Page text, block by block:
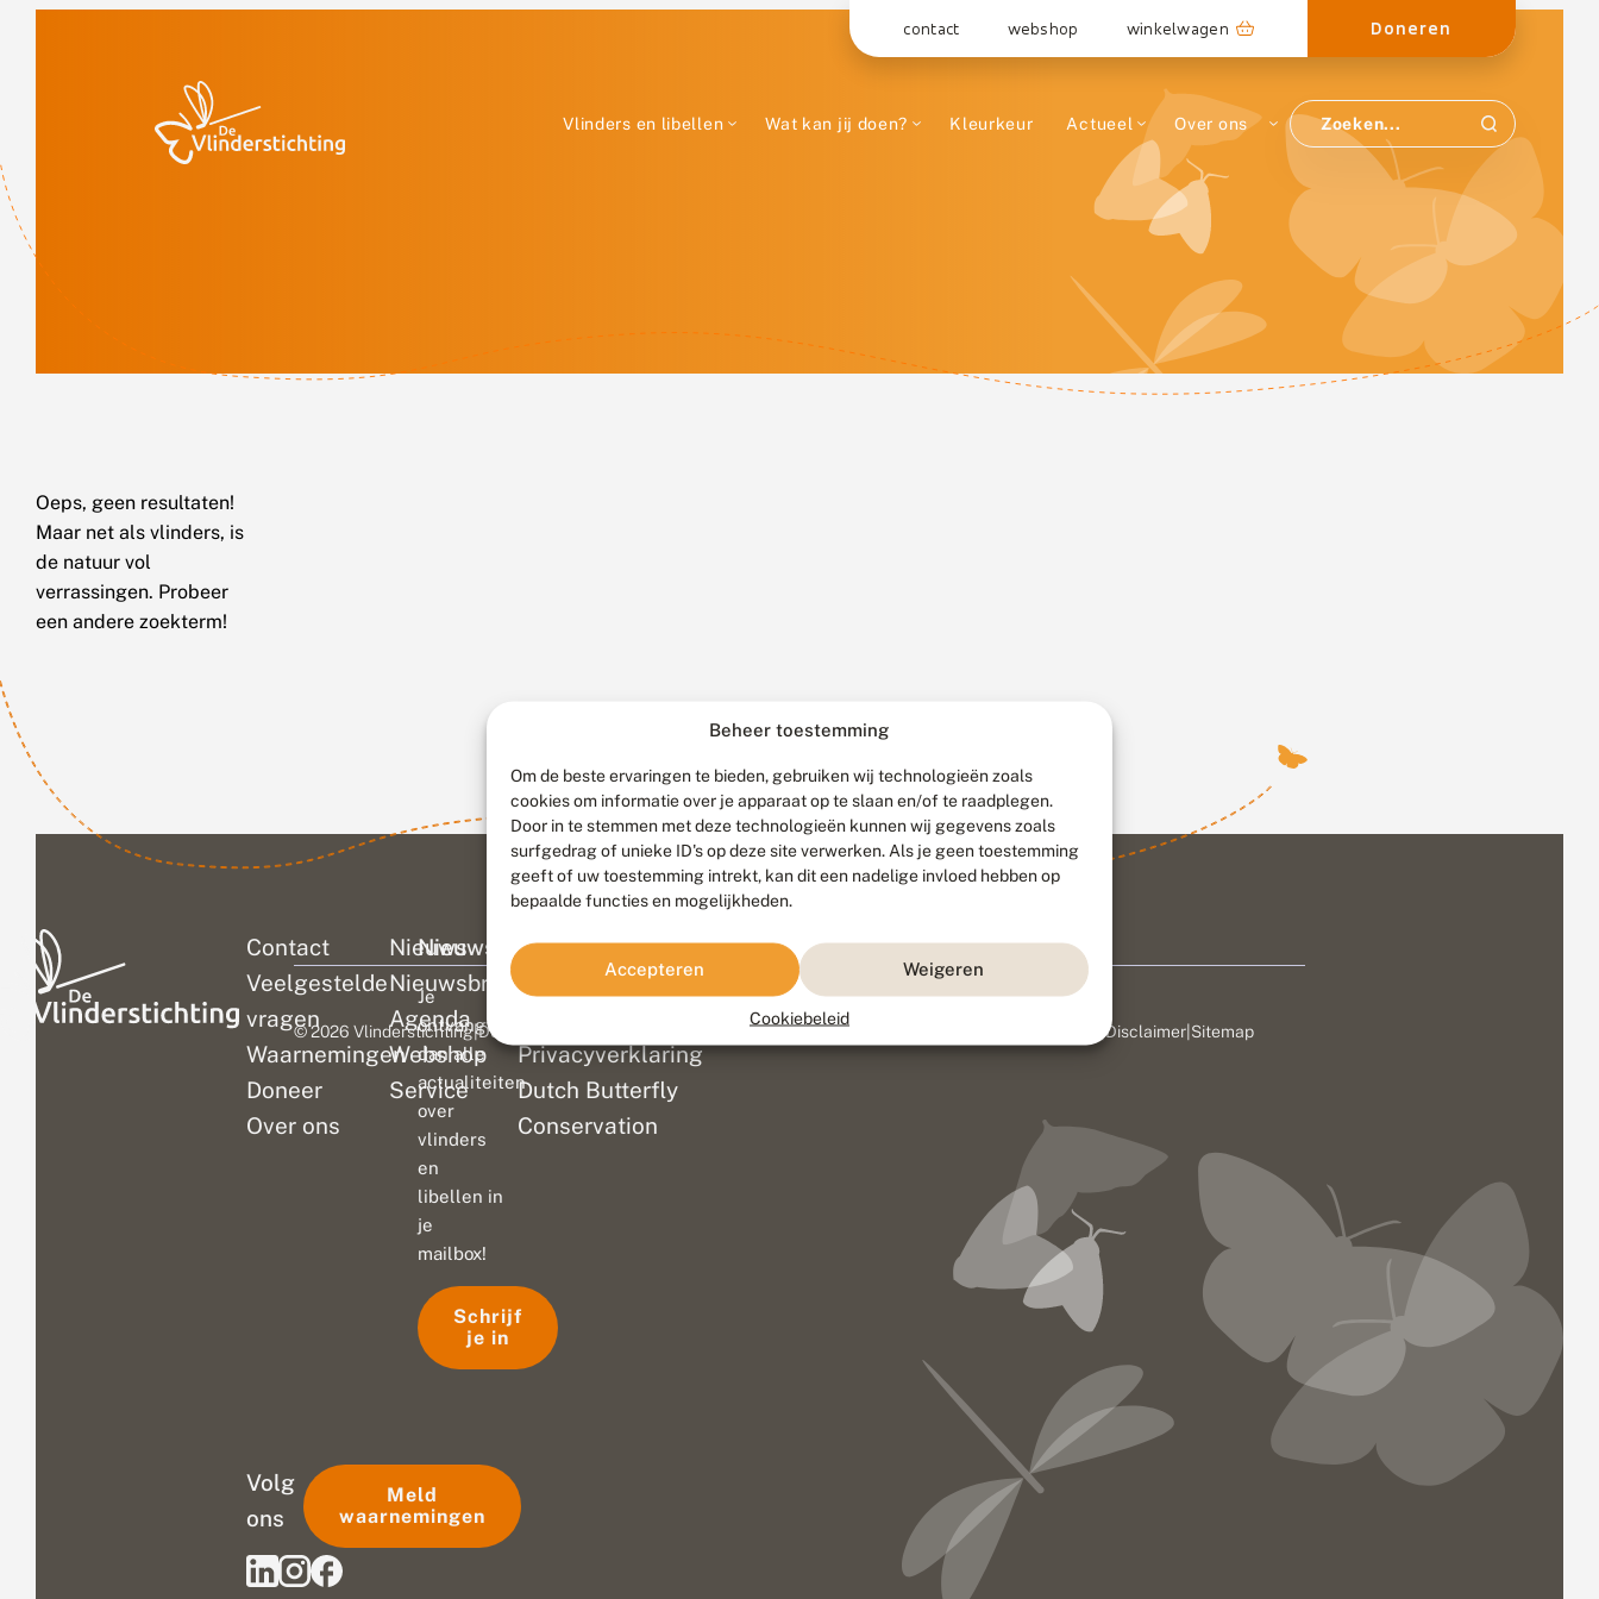
Beheer toestemming
Om de beste ervaringen te bieden, gebruiken wij technologieën zoals
cookies om informatie over je apparaat op te slaan en/of te raadplegen.
Door in te stemmen met deze technologieën kunnen wij gegevens zoals
surfgedrag of unieke ID's op deze site verwerken. Als je geen toestemming
geeft of uw toestemming intrekt, kan dit een nadelige invloed hebben op
bepaalde functies en mogelijkheden.
Accepteren Weigeren
Cookiebeleid
contact webshop winkelwagen Doneren
Vlinders en libellen Wat kan jij doen? Kleurkeur Actueel Over ons
Oeps, geen resultaten!
Maar net als vlinders, is
de natuur vol
verrassingen. Probeer
een andere zoekterm!
Contact
Veelgestelde
vragen
Waarnemingen
Doneer
Over ons
Nieuws
Nieuwsbrief
Agenda
Webshop
Service
Colofon
Disclaimer
Privacyverklaring
Dutch Butterfly
Conservation
Nieuwsbrief
Je
ontvangt
dan alle
actualiteiten
over
vlinders
en
libellen in
je
mailbox!
Schrijf
je in
Volg
ons
Meld
waarnemingen
© 2026 Vlinderstichting|Duurzaam ontwikkeld door Go2People, ontworpen door Disclaimer Sitemap